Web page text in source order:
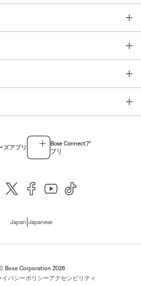
ズアプリ
Bose Connectア
プリ
Japan Japanese
Bose Corporation 2026
イバシーポリシーアクセシビリティ